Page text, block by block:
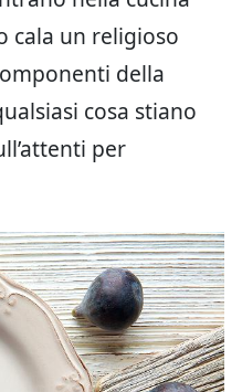
cala un religioso
della
cosa stiano
per